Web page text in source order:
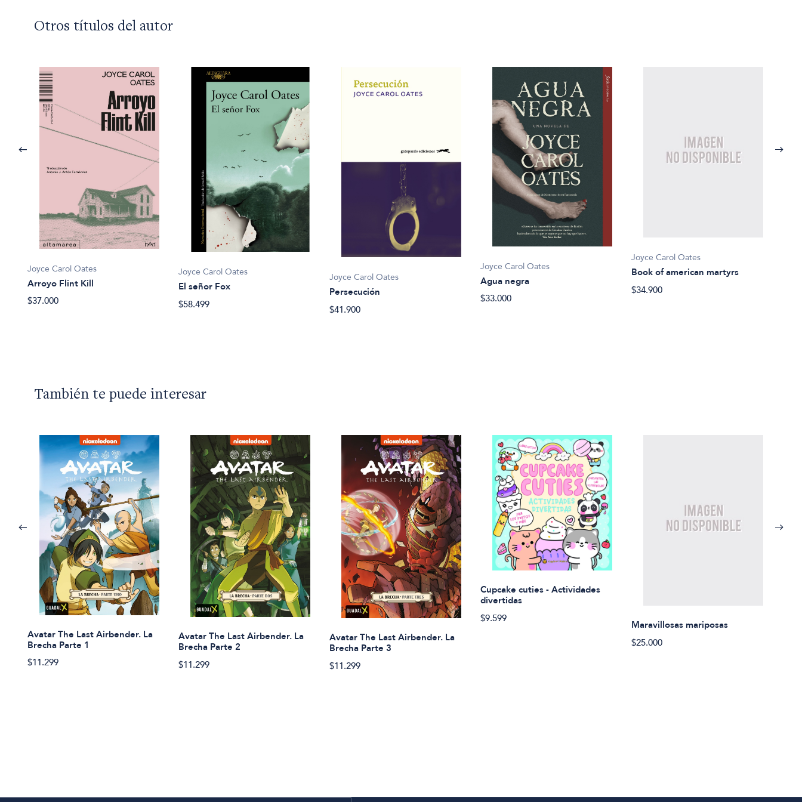
Otros títulos del autor
Joyce Carol Oates
Arroyo Flint Kill
$37.000
Joyce Carol Oates
El señor Fox
$58.499
Joyce Carol Oates
Persecución
$41.900
Joyce Carol Oates
Agua negra
$33.000
Joyce Carol Oates
Book of american martyrs
$34.900
También te puede interesar
Avatar The Last Airbender. La
Brecha Parte 1
$11.299
Avatar The Last Airbender. La
Brecha Parte 2
$11.299
Avatar The Last Airbender. La
Brecha Parte 3
$11.299
Cupcake cuties - Actividades
divertidas
$9.599
Maravillosas mariposas
$25.000